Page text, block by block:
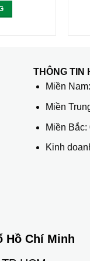
THÔNG TIN
Miền Nam:
Miền
Miền Bắc:
Kinh
Hồ Chí Minh